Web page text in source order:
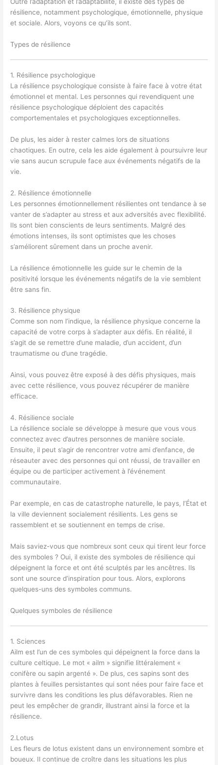
résilience, notamment psychologique, émotionnelle, physique
et sociale. Alors, voyons ce qu’ils sont.
Types de résilience
1. Résilience psychologique
La résilience psychologique consiste à faire face à votre état
émotionnel et mental. Les personnes qui revendiquent une
résilience psychologique déploient des capacités
comportementales et psychologiques exceptionnelles.
De plus, les aider à rester calmes lors de situations
chaotiques. En outre, cela les aide également à poursuivre leur
vie sans aucun scrupule face aux événements négatifs de la
vie.
2. Résilience émotionnelle
Les personnes émotionnellement résilientes ont tendance à se
vanter de s’adapter au stress et aux adversités avec flexibilité.
Ils sont bien conscients de leurs sentiments. Malgré des
émotions intenses, ils sont optimistes que les choses
s’améliorent sûrement dans un proche avenir.
La résilience émotionnelle les guide sur le chemin de la
positivité lorsque les événements négatifs de la vie semblent
être sans fin.
3. Résilience physique
Comme son nom l’indique, la résilience physique concerne la
capacité de votre corps à s’adapter aux défis. En réalité, il
s’agit de se remettre d’une maladie, d’un accident, d’un
traumatisme ou d’une tragédie.
Ainsi, vous pouvez être exposé à des défis physiques, mais
avec cette résilience, vous pouvez récupérer de manière
efficace.
4. Résilience sociale
La résilience sociale se développe à mesure que vous vous
connectez avec d’autres personnes de manière sociale.
Ensuite, il peut s’agir de rencontrer votre ami d’enfance, de
réseauter avec des personnes qui ont réussi, de travailler en
équipe ou de participer activement à l’événement
communautaire.
Par exemple, en cas de catastrophe naturelle, le pays, l’État et
la ville deviennent socialement résilients. Les gens se
rassemblent et se soutiennent en temps de crise.
Mais saviez-vous que nombreux sont ceux qui tirent leur force
des symboles ? Oui, il existe des symboles de résilience qui
dépeignent la force et ont été sculptés par les ancêtres. Ils
sont une source d’inspiration pour tous. Alors, explorons
quelques-uns des symboles communs.
Quelques symboles de résilience
1. Sciences
Ailm est l’un de ces symboles qui dépeignent la force dans la
culture celtique. Le mot « ailm » signifie littéralement «
conifère ou sapin argenté ». De plus, ces sapins sont des
plantes à feuilles persistantes qui sont nées pour faire face et
survivre dans les conditions les plus défavorables. Rien ne
peut les empêcher de grandir, illustrant ainsi la force et la
résilience.
2.Lotus
Les fleurs de lotus existent dans un environnement sombre et
boueux. Il continue de croître dans les situations les plus